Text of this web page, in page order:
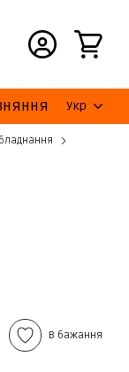
Укр
В бажання